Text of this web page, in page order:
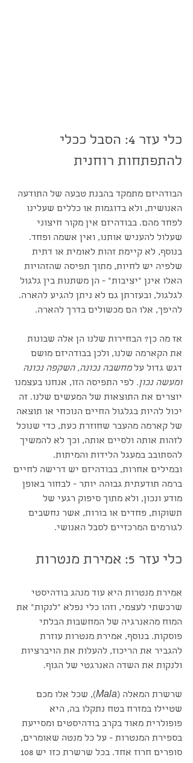
כלי עזר 4: הסבל ככלי
להתפתחות רוחנית
הבודהיזם מתמקד בהבנת טבעה של התודעה
האנושית, ולא בדוגמות או כללים שעלינו
לפחד מהם. בבודהיזם אין מקור חיצוני
שעלול להעניש אותנו, ואין אשמה ופחד.
בנוסף, לא קיימת זהות לאומית או דתית
שלפיה יש לחיות, מתוך תפיסה שהזהויות
האלו אינן ״יציבות״ - הן משתנות בין גלגול
לגלגול, ובעזרתן גם לא ניתן להגיע להארה.
להיפך, אלו הם מכשולים בדרך להארה.
אז מה כן? הבחירות שלנו הן אלה שבונות
את הקארמה שלנו, ולכן בבודהיזם מושם
דגש גדול על מחשבה נכונה, השקפה נכונה
ומעשה נכון. לפי התפיסה הזו, אנחנו בעצמנו
יוצרים את התוצאות של המעשים שלנו. זה
יכול להיות בגלגול החיים הנוכחי או תוצאה
של קארמה מהעבר שחוזרת כעת, כדי שנוכל
לזהות אותה ולסיים אותה, וכך לא להמשיך
להסתובב במעגל הלידות והמיתות.
ובמילים אחרות, בבודהיזם יש דרישה לחיים
ברמה תודעתית גבוהה יותר - לבחור באופן
מודע ונכון, ולא מתוך סיפוק רגעי של
תשוקות, פחדים או בורות, אשר נחשבים
לגורמים המרכזיים לסבל האנושי.
כלי עזר 5: אמירת מנטרות
אמירת מנטרות היא עוד מנהג בודהיסטי
שרכשתי לעצמי, וזהו כלי נפלא ״לנקות״ את
המוח מהאנרגיה של המחשבות הבלתי
פוסקות. בנוסף, אמירת מנטרות עוזרת
להגביר את הריכוז, להעלות את הויברציות
ולנקות את השדה האנרגטי של הגוף.
שרשרת המאלה (Mala), שכל אלו מכם
שטיילו במזרח בטח נתקלו בה, היא
פופולרית מאוד בקרב בודהיסטים ומסייעת
בספירת המנטרות - על כל מנטה שאומרים,